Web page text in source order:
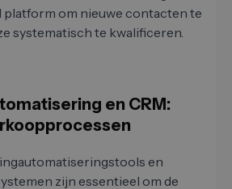
platform om nieuwe contacten te
systematisch te kwalificeren.
en CRM:
en
zijn essentieel om de